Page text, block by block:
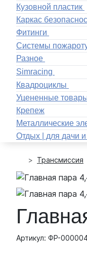
Кузовной пластик
Каркас
Фитинги
Системы
Разное
Simracing
Квадроциклы
Уцененные
Крепеж
Металлические
Отдых | для дачи и
Трансмиссия
Артикул: ФР-